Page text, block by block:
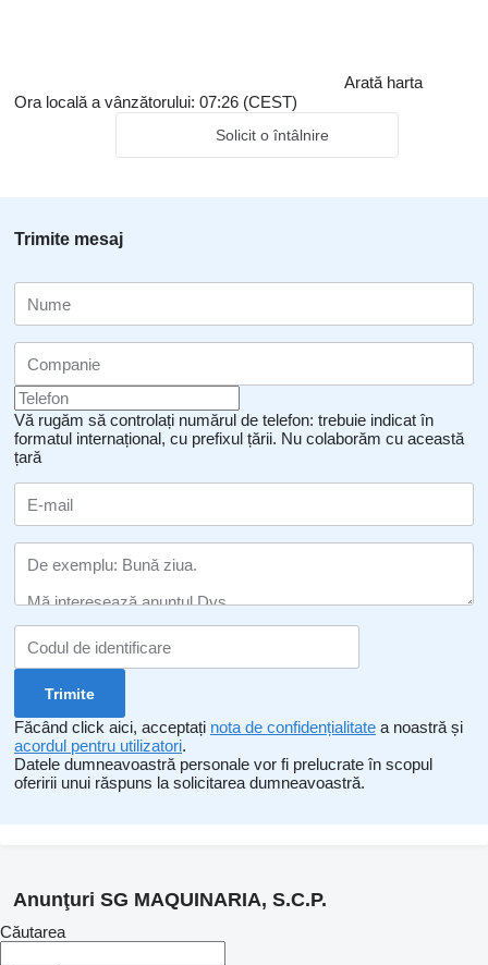
Arată harta
Ora locală a vânzătorului: 07:26 (CEST)
Solicit o întâlnire
Trimite mesaj
Vă rugăm să controlați numărul de telefon: trebuie indicat în
formatul internațional, cu prefixul țării. Nu colaborăm cu această
țară
Făcând click aici, acceptați nota de confidențialitate a noastră și
acordul pentru utilizatori.
Datele dumneavoastră personale vor fi prelucrate în scopul
oferirii unui răspuns la solicitarea dumneavoastră.
Anunţuri SG MAQUINARIA, S.C.P.
Căutarea